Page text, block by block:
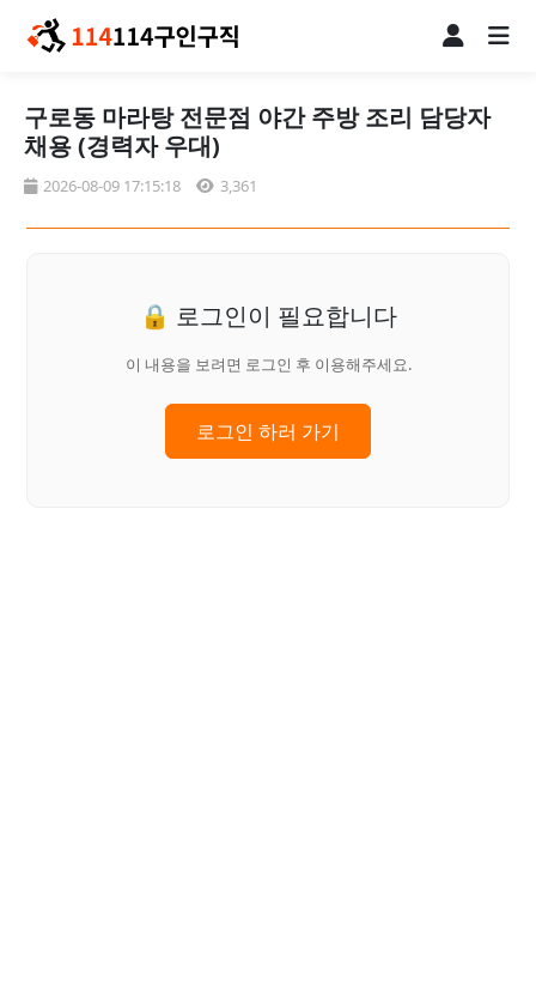
구로동 마라탕 전문점 야간 주방 조리 담당자
채용 (경력자 우대)
2026-08-09 17:15:18 3,361
🔒 로그인이 필요합니다
이 내용을 보려면 로그인 후 이용해주세요.
로그인 하러 가기